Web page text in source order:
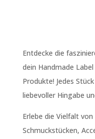
Entdecke die
dein Handmade
Produkte! Jedes
liebevoller Hingabe
Erlebe die Vielfalt
Schmuckstücken,